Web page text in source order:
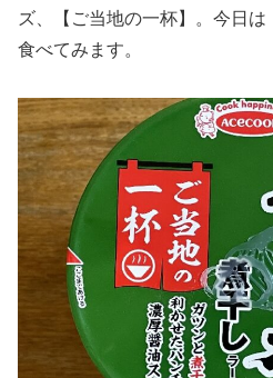
ズ、【ご当地の一杯】。今日
食べてみます。